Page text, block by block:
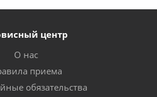
центр
О нас
приема
обязательства